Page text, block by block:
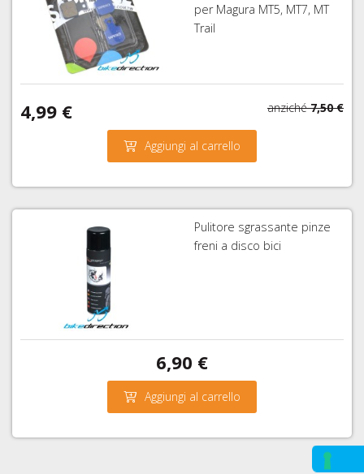
per Magura MT5, MT7, MT
Trail
4,99 € anziché 7,50 €
Aggiungi al carrello
Pulitore sgrassante pinze
freni a disco bici
6,90 €
Aggiungi al carrello